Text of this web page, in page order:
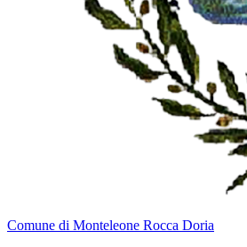
Comune di Monteleone Rocca Doria